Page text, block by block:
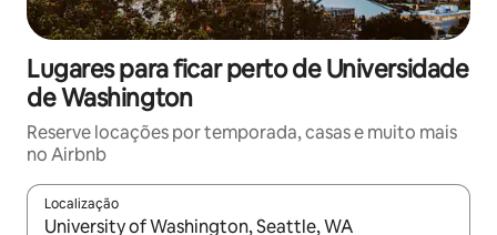
Lugares para ficar perto de Universidade
de Washington
Reserve locações por temporada, casas e muito mais
no Airbnb
Localização
Quando os resultados estiverem disponíveis, explore-os